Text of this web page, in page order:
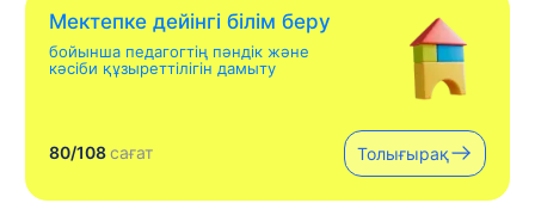
Мектепке дейінгі білім беру
бойынша педагогтің пәндік және
кәсіби құзыреттілігін дамыту
80/108сағат Толығырақ